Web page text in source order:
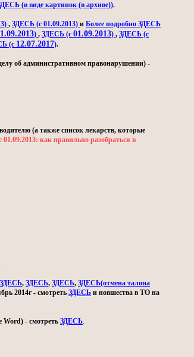
(в виде картинок (в архиве)).
, ЗДЕСЬ (с 01.09.2013) и Более подробно ЗДЕСЬ
) , ЗДЕСЬ (с 01.09.2013) , ЗДЕСЬ (с
(с 12.07.2017).
об административном правонарушении) -
(а также список лекарств, которые
как правильно разобраться в
.
ЗДЕСЬ, ЗДЕСЬ, ЗДЕСЬ, ЗДЕСЬ(отмена талона
2014г - смотреть ЗДЕСЬ и новшества в ТО на
- смотреть ЗДЕСЬ.